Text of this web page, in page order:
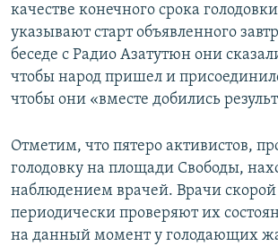
качестве конечного срока
указывают старт объявленного
беседе с Радио Азатутюн они
чтобы народ пришел и
чтобы они «вместе добились
Отметим, что пятеро активистов,
голодовку на площади Свободы,
наблюдением врачей. Врачи
периодически проверяют их
на данный момент у голодающих